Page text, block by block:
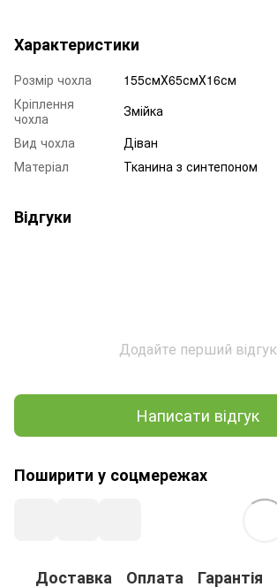
Характеристики
Розмір чохла
155смХ65смХ16см
Кріплення
чохла
Змійка
Вид чохла
Діван
Матеріал
Тканина з синтепоном
Відгуки
Додайте перший відгук
Написати відгук
Поширити у соцмережах
Доставка Оплата Гарантія